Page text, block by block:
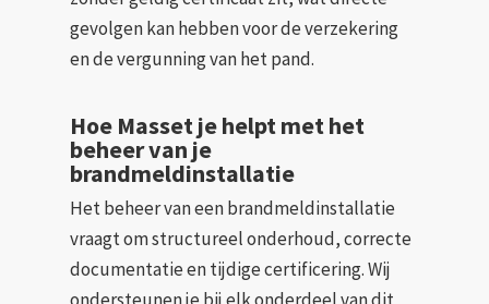
gevolgen kan hebben voor de verzekering
en de vergunning van het pand.
Hoe Masset je helpt met het
beheer van je
brandmeldinstallatie
Het beheer van een brandmeldinstallatie
vraagt om structureel onderhoud, correcte
documentatie en tijdige certificering. Wij
ondersteunen je bij elk onderdeel van dit